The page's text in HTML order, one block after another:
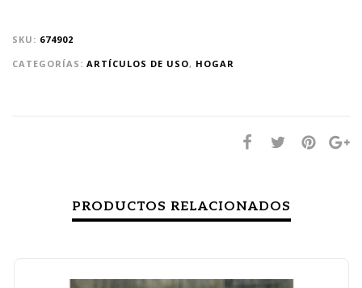
SKU: 674902
CATEGORÍAS: ARTÍCULOS DE USO, HOGAR
PRODUCTOS RELACIONADOS